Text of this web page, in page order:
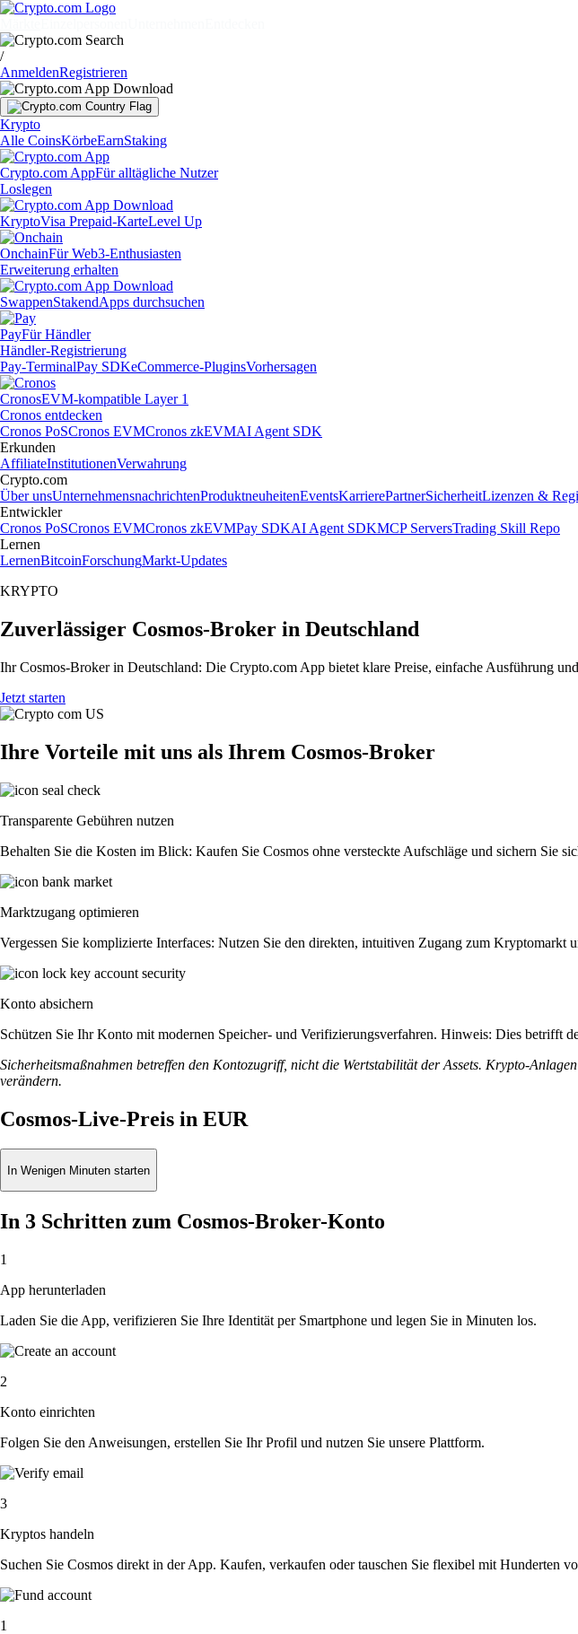
/
AnmeldenRegistrieren
Krypto
Alle CoinsKörbeEarnStaking
Crypto.com AppFür alltägliche Nutzer
Loslegen
KryptoVisa Prepaid-KarteLevel Up
OnchainFür Web3-Enthusiasten
Erweiterung erhalten
SwappenStakendApps durchsuchen
PayFür Händler
Händler-Registrierung
Pay-TerminalPay SDKeCommerce-PluginsVorhersagen
CronosEVM-kompatible Layer 1
Cronos entdecken
Cronos PoSCronos EVMCronos zkEVMAI Agent SDK
Erkunden
AffiliateInstitutionenVerwahrung
Crypto.com
Über unsUnternehmensnachrichtenProduktneuheitenEventsKarrierePartnerSicherheitLizenzen &
Entwickler
Cronos PoSCronos EVMCronos zkEVMPay SDKAI Agent SDKMCP ServersTrading Skill Repo
Lernen
LernenBitcoinForschungMarkt-Updates
KRYPTO
Zuverlässiger Cosmos-Broker in Deutschland
Ihr Cosmos-Broker in Deutschland: Die Crypto.com App bietet klare Preise, einfache Ausführung
Jetzt starten
Ihre Vorteile mit uns als Ihrem Cosmos-Broker
Transparente Gebühren nutzen
Behalten Sie die Kosten im Blick: Kaufen Sie Cosmos ohne versteckte Aufschläge und sichern Sie
Marktzugang optimieren
Vergessen Sie komplizierte Interfaces: Nutzen Sie den direkten, intuitiven Zugang zum Kryptomarkt
Konto absichern
Schützen Sie Ihr Konto mit modernen Speicher- und Verifizierungsverfahren. Hinweis: Dies betrifft
Sicherheitsmaßnahmen betreffen den Kontozugriff, nicht die Wertstabilität der Assets. Krypto-
verändern.
Cosmos-Live-Preis in EUR
In Wenigen Minuten starten
In 3 Schritten zum Cosmos-Broker-Konto
1
App herunterladen
Laden Sie die App, verifizieren Sie Ihre Identität per Smartphone und legen Sie in Minuten los.
2
Konto einrichten
Folgen Sie den Anweisungen, erstellen Sie Ihr Profil und nutzen Sie unsere Plattform.
3
Kryptos handeln
Suchen Sie Cosmos direkt in der App. Kaufen, verkaufen oder tauschen Sie flexibel mit Hunderten
1